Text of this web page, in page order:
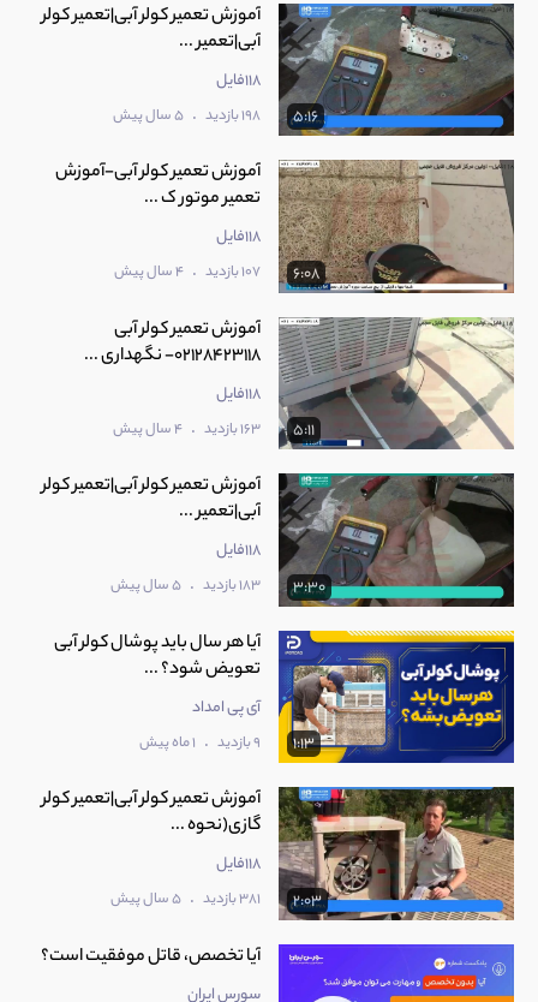
5:16
آموزش تعمیر کولر آبی|تعمیر کولر
آبی|تعمیر ...
118فایل
198 بازدید . 5 سال پیش
6:08
آموزش تعمیر کولر آبی-آموزش
تعمیر موتور ک ...
118فایل
107 بازدید . 4 سال پیش
5:11
آموزش تعمیر کولر آبی
02128423118- نگهداری ...
118فایل
163 بازدید . 4 سال پیش
3:30
آموزش تعمیر کولر آبی|تعمیر کولر
آبی|تعمیر ...
118فایل
183 بازدید . 5 سال پیش
1:13
آیا هر سال باید پوشال کولر آبی
تعویض شود؟ ...
آی پی امداد
9 بازدید . 1 ماه پیش
2:03
آموزش تعمیر کولر آبی|تعمیر کولر
گازی(نحوه ...
118فایل
381 بازدید . 5 سال پیش
آیا تخصص، قاتل موفقیت است؟
سورس ایران